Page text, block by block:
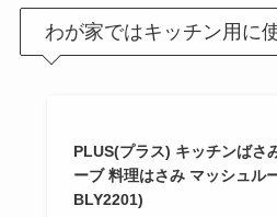
わが家ではキッチン用に
PLUS(プラス) キッチンばさ
ーブ 料理はさみ マッシュル
BLY2201)